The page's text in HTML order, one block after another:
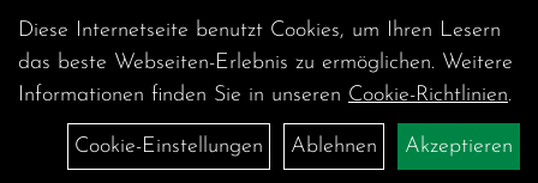
Diese Internetseite benutzt Cookies, um Ihren Lesern
das beste Webseiten-Erlebnis zu ermöglichen. Weitere
Informationen finden Sie in unseren Cookie-Richtlinien.
Cookie-Einstellungen Ablehnen Akzeptieren
Auftrag widerrufen